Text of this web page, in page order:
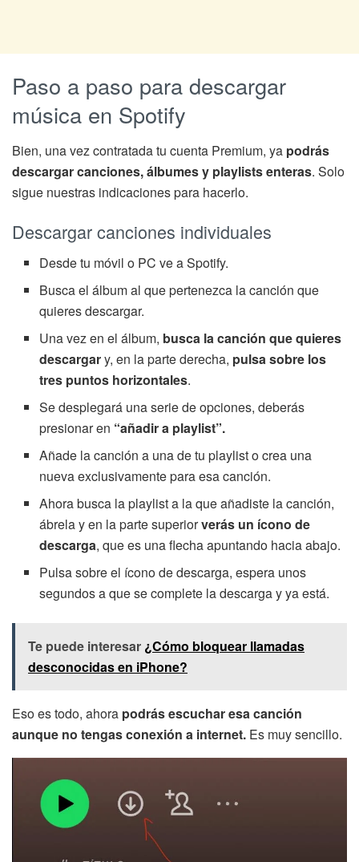
Paso a paso para descargar
música en Spotify
Bien, una vez contratada tu cuenta Premium, ya podrás
descargar canciones, álbumes y playlists enteras. Solo
sigue nuestras indicaciones para hacerlo.
Descargar canciones individuales
Desde tu móvil o PC ve a Spotify.
Busca el álbum al que pertenezca la canción que
quieres descargar.
Una vez en el álbum, busca la canción que quieres
descargary, en la parte derecha, pulsa sobre los
tres puntos horizontales.
Se desplegará una serie de opciones, deberás
presionar en “añadir a playlist”.
Añade la canción a una de tu playlist o crea una
nueva exclusivamente para esa canción.
Ahora busca la playlist a la que añadiste la canción,
ábrela y en la parte superiorverás un ícono de
descarga, que es una flecha apuntando hacia abajo.
Pulsa sobre el ícono de descarga, espera unos
segundos a que se complete la descarga y ya está.
Te puede interesar ¿Cómo bloquear llamadas
desconocidas en iPhone?
Eso es todo, ahora podrás escuchar esa canción
aunque no tengas conexión a internet. Es muy sencillo.